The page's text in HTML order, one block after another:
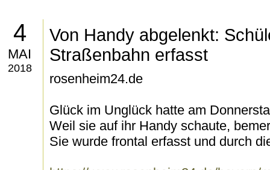
4
MAI
2018
Von Handy abgelenkt:
Straßenbahn erfasst
rosenheim24.de
Glück im Unglück hatte am
Weil sie auf ihr Handy schaute,
Sie wurde frontal erfasst und durch